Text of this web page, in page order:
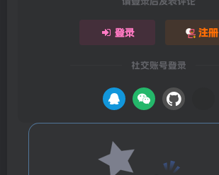
登录 注册
社交账号登录